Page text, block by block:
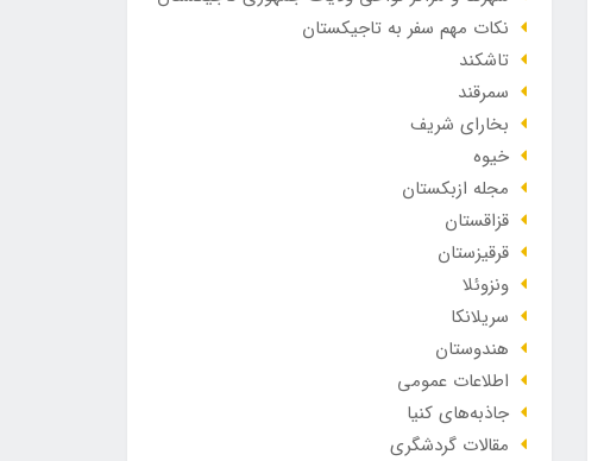
نکات مهم سفر به تاجیکستان
تاشکند
سمرقند
بخارای شریف
خیوه
مجله ازبکستان
قزاقستان
قرقیزستان
ونزوئلا
سریلانکا
هندوستان
اطلاعات عمومی
جاذبه‌های کنیا
مقالات گردشگری